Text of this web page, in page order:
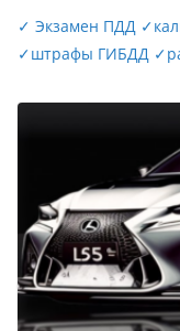
✓ Экзамен ПДД ✓
✓штрафы ГИБДД ✓